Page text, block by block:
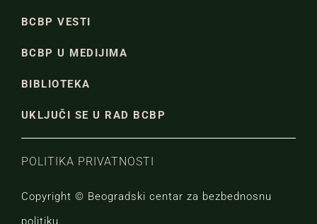
BCBP VESTI
BCBP U MEDIJIMA
BIBLIOTEKA
UKLJUČI SE U RAD BCBP
POLITIKA PRIVATNOSTI
Copyright © Beogradski centar za bezbednosnu